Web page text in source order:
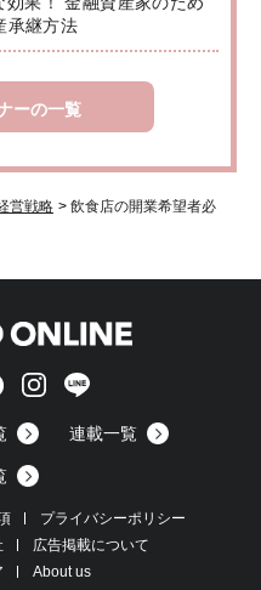
承継方法
ーの一覧
営戦略 > 飲食店の開業希望者必
連載一覧
プライバシーポリシー
広告掲載について
About us